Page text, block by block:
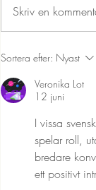
Plansamråd
Skriv en
Sortera efter: Nyast
Veronika Lot
12 juni
I vissa
spelar roll,
bredare
ett positivt